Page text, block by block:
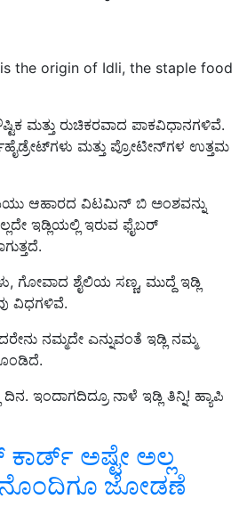
the origin of Idli, the staple food
ಮತ್ತು ರುಚಿಕರವಾದ ಪಾಕವಿಧಾನಗಳಿವೆ.
ಮತ್ತು ಪ್ರೋಟೀನ್‌ಗಳ ಉತ್ತಮ
ಆಹಾರದ ವಿಟಮಿನ್ ಬಿ ಅಂಶವನ್ನು
ಇಡ್ಲಿಯಲ್ಲಿ ಇರುವ ಫೈಬರ್
ಗೋವಾದ ಶೈಲಿಯ ಸಣ್ಣ, ಮುದ್ದೆ ಇಡ್ಲಿ
ವಿಧಗಳಿವೆ.
ನಮ್ಮದೇ ಎನ್ನುವಂತೆ ಇಡ್ಲಿ ನಮ್ಮ
ಇಂದಾಗದಿದ್ರೂ ನಾಳೆ ಇಡ್ಲಿ ತಿನ್ನಿ! ಹ್ಯಾಪಿ
ಅಷ್ಟೇ ಅಲ್ಲ
ಜೋಡಣೆ